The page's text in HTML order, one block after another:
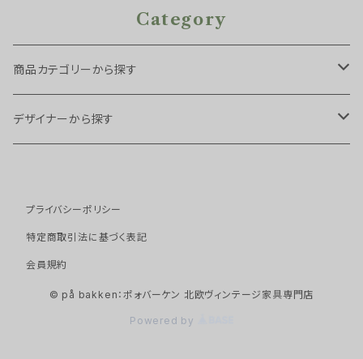
Category
商品カテゴリーから探す
チェア・スツール
ダイニングチェア
アームチェア
イージーチェア
１シーター
２シーター
テーブル・デスク
サイドテーブル
キャビネット・ストレージ
デザイナーから探す
Arne Vodder
Borge Mogensen
プライバシーポリシー
特定商取引法に基づく表記
会員規約
© på bakken：ポォバーケン 北欧ヴィンテージ家具専門店
Powered by